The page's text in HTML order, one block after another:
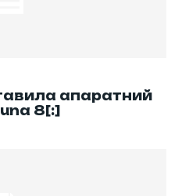
апаратний
8[:]